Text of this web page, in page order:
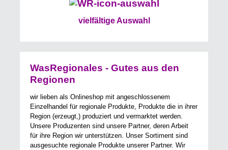
vielfältige Auswahl
WasRegionales - Gutes aus den
Regionen
wir lieben als Onlineshop mit angeschlossenem
Einzelhandel für regionale Produkte, Produkte die in ihrer
Region (erzeugt,) produziert und vermarktet werden.
Unsere Produzenten sind unsere Partner, deren Arbeit
für ihre Region wir unterstützen. Unser Sortiment sind
ausgesuchte regionale Produkte unserer Partner. Wir